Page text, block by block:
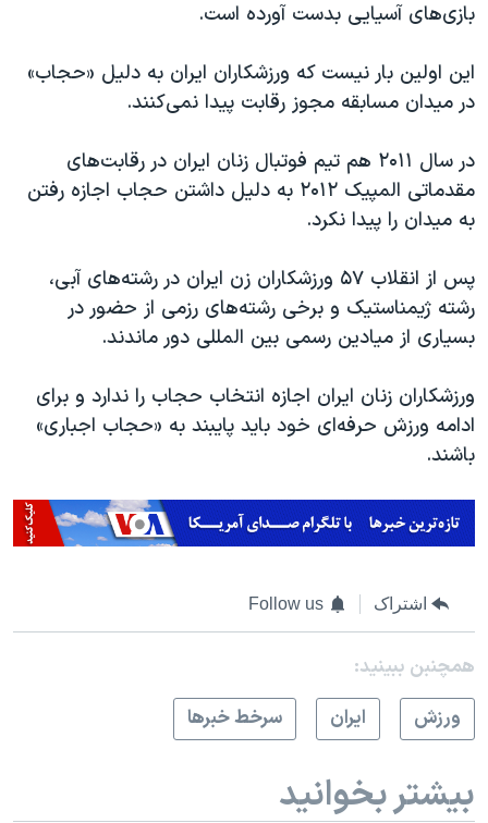
بازی‌های آسیایی بدست آورده است.
این اولین بار نیست که ورزشکاران ایران به دلیل «حجاب»
در میدان مسابقه مجوز رقابت پیدا نمی‌کنند.
در سال ۲۰۱۱ هم تیم فوتبال زنان ایران در رقابت‌های
مقدماتی المپیک ۲۰۱۲ به دلیل داشتن حجاب اجازه رفتن
به میدان را پیدا نکرد.
پس از انقلاب ۵۷ ورزشکاران زن ایران در رشته‌های آبی،
رشته ژیمناستیک و برخی رشته‌های رزمی از حضور در
بسیاری از میادین رسمی بین المللی دور ماندند.
ورزشکاران زنان ایران اجازه انتخاب حجاب را ندارد و برای
ادامه ورزش حرفه‌ای خود باید پایبند به «حجاب اجباری»
باشند.
اشتراک Follow us
همچنبن ببینید:
ورزش
ايران سرخط خبرها
بیشتر بخوانید